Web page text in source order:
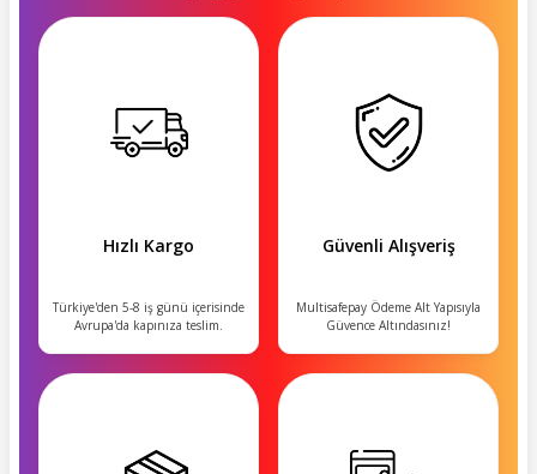
Hızlı Kargo
Türkiye'den 5-8 iş günü içerisinde
Avrupa'da kapınıza teslim.
Güvenli Alışveriş
Multisafepay Ödeme Alt Yapısıyla
Güvence Altındasınız!